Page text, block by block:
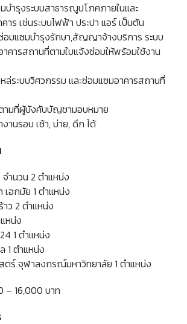
บำรุงระบบสาธารณูปโภคภายในและ
าร เช่นระบบไฟฟ้า ประปา แอร์ เป็นต้น
มแซมบำรุงรักษา,สัญญาจ้างบริการ ระบบ
คารสถานที่ตามใบแจ้งซ่อมให้พร้อมใช้งาน
หล่ระบบวิศวกรรม และซ่อมแซมอาคารสถานที่
ามที่ผู้บังคับบัญชามอบหมาย
งานรอบ เช้า, บ่าย, ดึก ได้
ำนวน 2 ตำแหน่ง
เอกมัย 1 ตำแหน่ง
ว 2 ตำแหน่ง
หน่ง
1 ตำแหน่ง
1 ตำแหน่ง
ร์ จุฬาลงกรณ์มหาวิทยาลัย 1 ตำแหน่ง
– 16,000 บาท